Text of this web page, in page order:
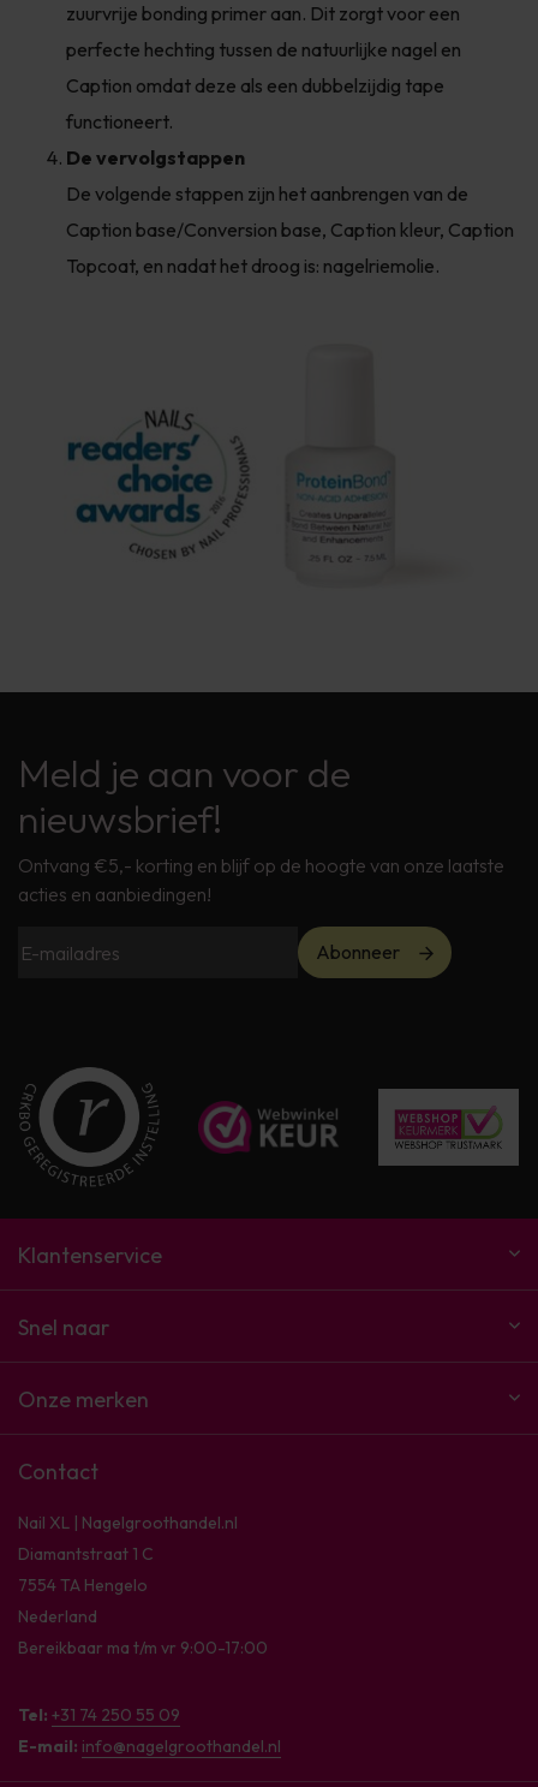
zuurvrije bonding primer aan. Dit zorgt voor een
perfecte hechting tussen de natuurlijke nagel en
Caption omdat deze als een dubbelzijdig tape
functioneert.
De vervolgstappen
De volgende stappen zijn het aanbrengen van de
Caption base/Conversion base, Caption kleur, Caption
Topcoat, en nadat het droog is: nagelriemolie.
Meld je aan voor de
nieuwsbrief!
Ontvang €5,- korting en blijf op de hoogte van onze laatste
acties en aanbiedingen!
Abonneer
Klantenservice
Snel naar
Onze merken
Contact
Nail XL | Nagelgroothandel.nl
Diamantstraat 1 C
7554 TA Hengelo
Nederland
Bereikbaar ma t/m vr 9:00-17:00
Tel: +31 74 250 55 09
E-mail: info@nagelgroothandel.nl